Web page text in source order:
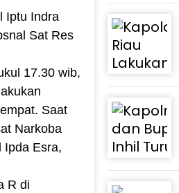
Iptu Indra
Sat Res
17.30 wib,
Saat
Narkoba
Ipda Esra,
R di